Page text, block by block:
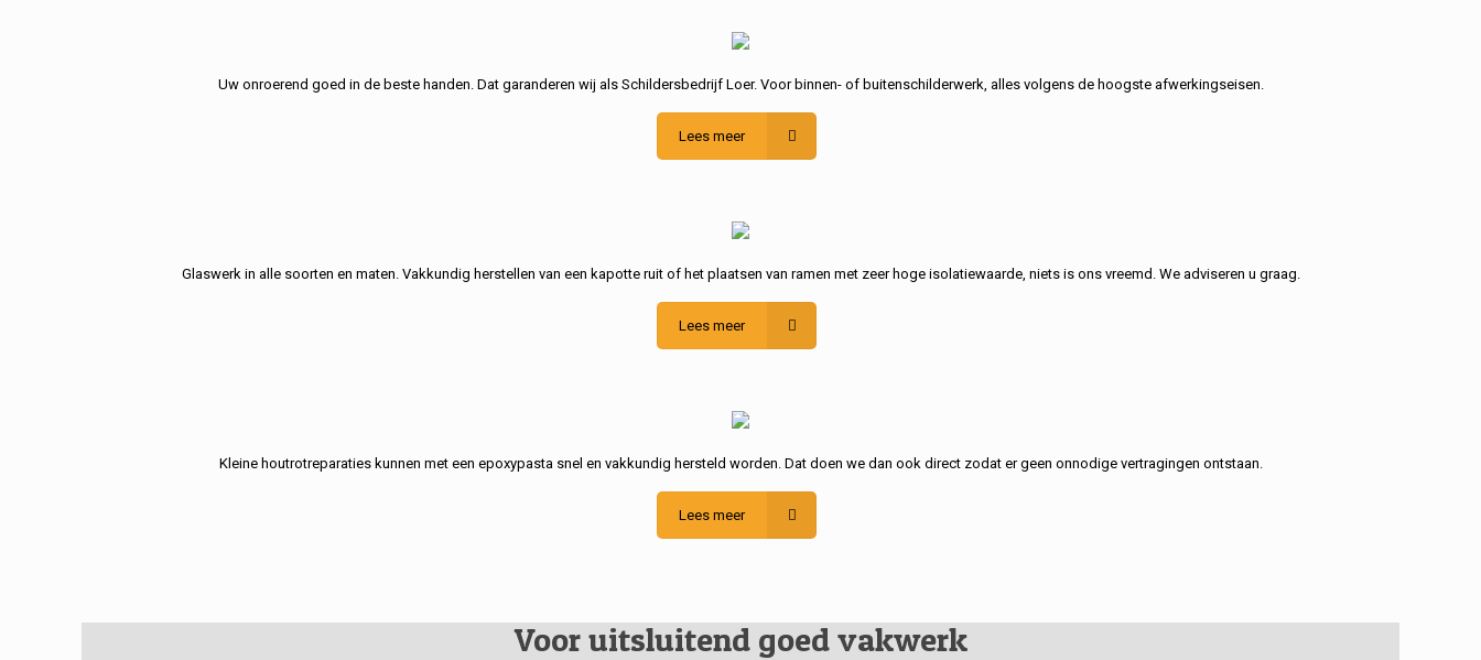
Uw onroerend goed in de beste handen. Dat garanderen wij als Schildersbedrijf Loer. Voor binnen- of buitenschilderwerk, alles volgens de hoogste afwerkingseisen.
Lees meer
Glaswerk in alle soorten en maten. Vakkundig herstellen van een kapotte ruit of het plaatsen van ramen met zeer hoge isolatiewaarde, niets is ons vreemd. We adviseren u graag.
Lees meer
Kleine houtrotreparaties kunnen met een epoxypasta snel en vakkundig hersteld worden. Dat doen we dan ook direct zodat er geen onnodige vertragingen ontstaan.
Lees meer
Voor uitsluitend goed vakwerk